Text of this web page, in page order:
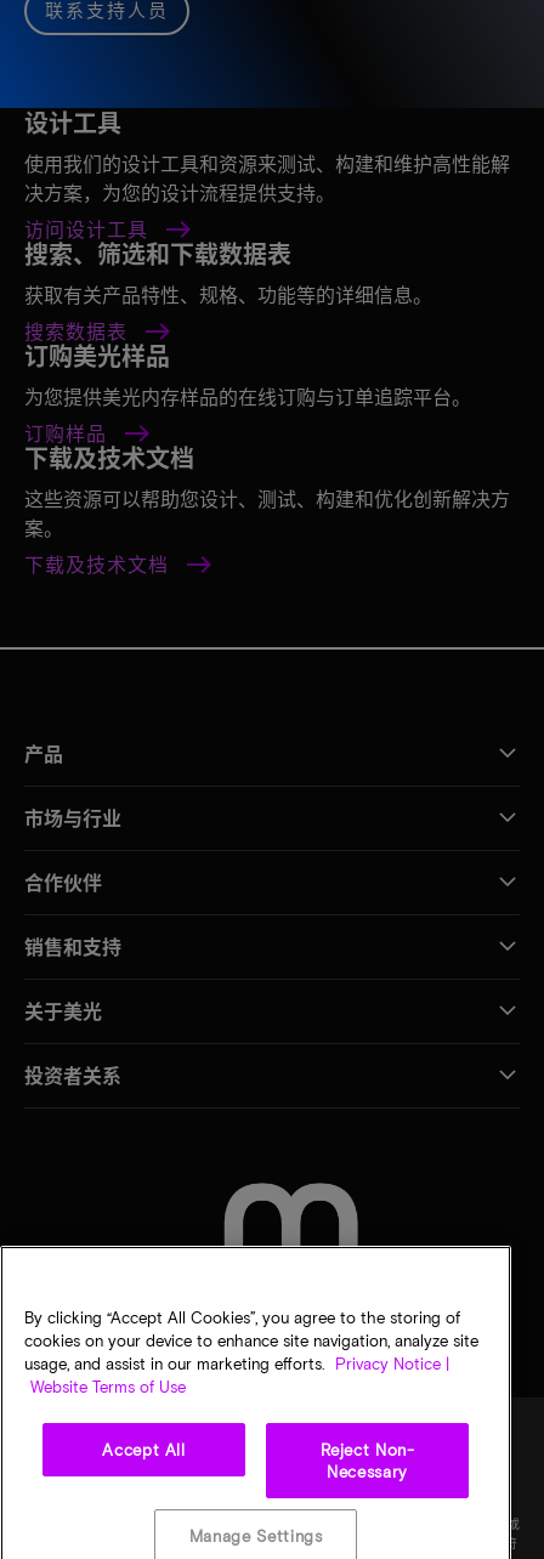
联系支持人员
设计工具
使用我们的设计工具和资源来测试、构建和维护高性能解
决方案，为您的设计流程提供支持。
访问设计工具
搜索、筛选和下载数据表
获取有关产品特性、规格、功能等的详细信息。
搜索数据表
订购美光样品
为您提供美光内存样品的在线订购与订单追踪平台。
订购样品
下载及技术文档
这些资源可以帮助您设计、测试、构建和优化创新解决方
案。
下载及技术文档
产品
市场与行业
合作伙伴
销售和支持
关于美光
投资者关系
Micron Technology Inc.（美光科技股份有限公司）保留所有权利。信息、产品和/或
规格如有变更，恕不另行通知。所有信息均按"原样"提供，无任何形式的保证。图样可能不符
By clicking “Accept All Cookies”, you agree to the storing of
cookies on your device to enhance site navigation, analyze site
usage, and assist in our marketing efforts.
Privacy Notice |
Website Terms of Use
Accept All
Reject Non-
Necessary
Manage Settings